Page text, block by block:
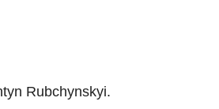
Rubchynskyi.